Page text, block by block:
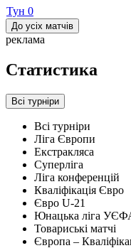
Тун 0
До усіх матчів
реклама
Статистика
Всі турніри
Всі турніри
Ліга Європи
Екстракляса
Суперліга
Ліга конференцій
Кваліфікація Євро
Євро U-21
Юнацька ліга
Товариські матчі
Європа –